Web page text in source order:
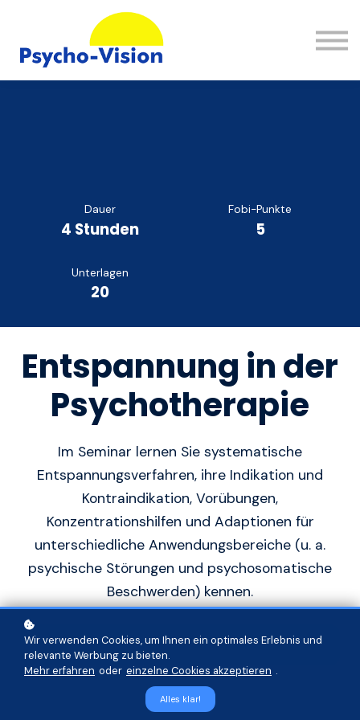
Wissen
FAQ
Kontakt
Dauer
4 Stunden
Fobi-Punkte
5
Unterlagen
20
Entspannung in der
Psychotherapie
Im Seminar lernen Sie systematische
Entspannungsverfahren, ihre Indikation und
Kontraindikation, Vorübungen,
Konzentrationshilfen und Adaptionen für
unterschiedliche Anwendungsbereiche (u. a.
psychische Störungen und psychosomatische
Beschwerden) kennen.
In den Warenkorb94 €
Wir verwenden Cookies, um Ihnen ein optimales Erlebnis und
relevante Werbung zu bieten.
Mehr erfahren oder einzelne Cookies akzeptieren .
Alles klar!